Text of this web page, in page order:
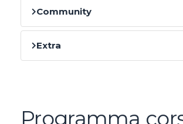
Community
Extra
Programma